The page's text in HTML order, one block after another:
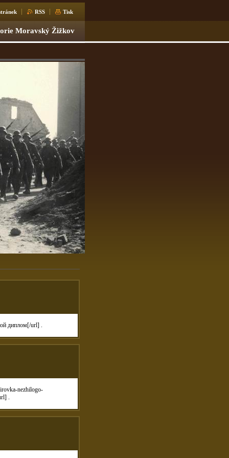
RSS Tisk
Moravský Žižkov
диплом[/url] .
nezhilogo-
.